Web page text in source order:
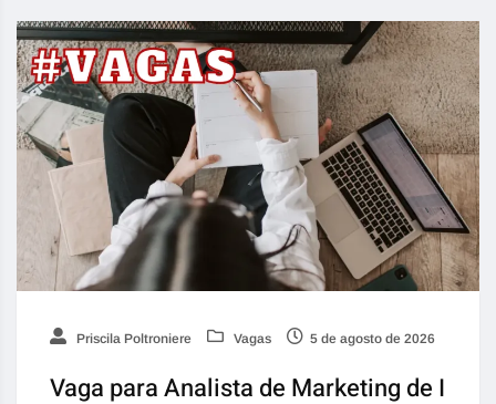
Priscila Poltroniere Vagas 5 de agosto de 2026
Vaga para Analista de Marketing de I